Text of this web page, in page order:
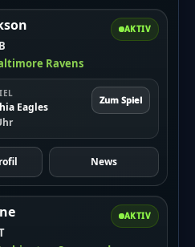
AKTIV
Ravens
Eagles
Zum Spiel
News
AKTIV